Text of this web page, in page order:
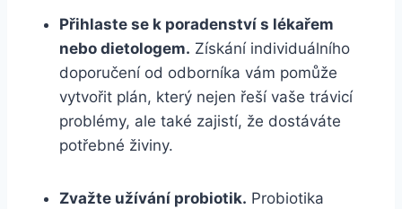
Přihlaste se k poradenství s lékařem
nebo dietologem. Získání individuálního
doporučení od odborníka vám pomůže
vytvořit plán, který nejen řeší vaše trávicí
problémy, ale také zajistí, že dostáváte
potřebné živiny.
Zvažte užívání probiotik. Probiotika